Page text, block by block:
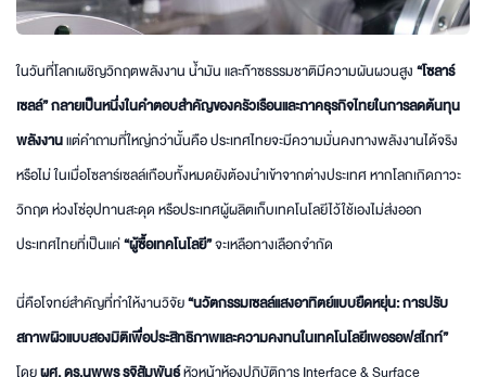
ในวันที่โลกเผชิญวิกฤตพลังงาน น้ำมัน และก๊าซธรรมชาติมีความผันผวนสูง“โซลาร์
เซลล์” กลายเป็นหนึ่งในคำตอบสำคัญของครัวเรือนและภาคธุรกิจไทยในการลดต้นทุน
พลังงานแต่คำถามที่ใหญ่กว่านั้นคือ ประเทศไทยจะมีความมั่นคงทางพลังงานได้จริง
หรือไม่ ในเมื่อโซลาร์เซลล์เกือบทั้งหมดยังต้องนำเข้าจากต่างประเทศ หากโลกเกิดภาวะ
วิกฤต ห่วงโซ่อุปทานสะดุด หรือประเทศผู้ผลิตเก็บเทคโนโลยีไว้ใช้เองไม่ส่งออก
ประเทศไทยที่เป็นแค่“ผู้ซื้อเทคโนโลยี”จะเหลือทางเลือกจำกัด
นี่คือโจทย์สำคัญที่ทำให้งานวิจัย“นวัตกรรมเซลล์แสงอาทิตย์แบบยืดหยุ่น: การปรับ
สภาพผิวแบบสองมิติเพื่อประสิทธิภาพและความคงทนในเทคโนโลยีเพอรอฟสไกท์”